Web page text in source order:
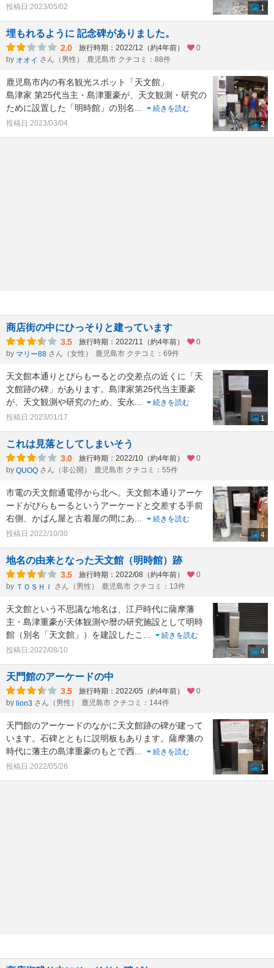
投稿日:2023/05/02
1
埋もれるように 記念碑がありました。
2.0 旅行時期：2022/12（約4年前）
0
by オオイ さん（男性） 鹿児島市 クチコミ：88件
鹿児島市内の有名観光スポット「天文館」
島津家 第25代当主・島津重豪が、天文観測・研究の
ために設置した「明時館」の別名...
続きを読む
投稿日:2023/03/04
2
商店街の中にひっそりと建っています
3.5 旅行時期：2022/11（約4年前）
0
by マリー88 さん（女性） 鹿児島市 クチコミ：69件
天文館本通りとぴらもーるとの交差点の近くに「天
文館跡の碑」があります。島津家第25代当主重豪
が、天文観測や研究のため、安永...
続きを読む
投稿日:2023/01/17
1
これは見落としてしまいそう
3.0 旅行時期：2022/10（約4年前）
0
by QUOQ さん（非公開） 鹿児島市 クチコミ：55件
市電の天文館通電停から北へ。天文館本通りアーケ
ードがぴらもーるというアーケードと交差する手前
右側、かばん屋と古着屋の間にあ...
続きを読む
投稿日:2022/10/30
4
地名の由来となった天文館（明時館）跡
3.5 旅行時期：2022/08（約4年前）
0
by ＴＯＳＨＩ さん（男性） 鹿児島市 クチコミ：13件
天文館という不思議な地名は、江戸時代に薩摩藩
主・島津重豪が天体観測や暦の研究施設として明時
館（別名「天文館」）を建設したこ ...
続きを読む
投稿日:2022/08/10
4
天門館のアーケードの中
3.5 旅行時期：2022/05（約4年前）
0
by lion3 さん（男性） 鹿児島市 クチコミ：144件
天門館のアーケードのなかに天文館跡の碑が建って
います。石碑とともに説明板もあります。薩摩藩の
時代に藩主の島津重豪のもとで西...
続きを読む
投稿日:2022/05/26
1